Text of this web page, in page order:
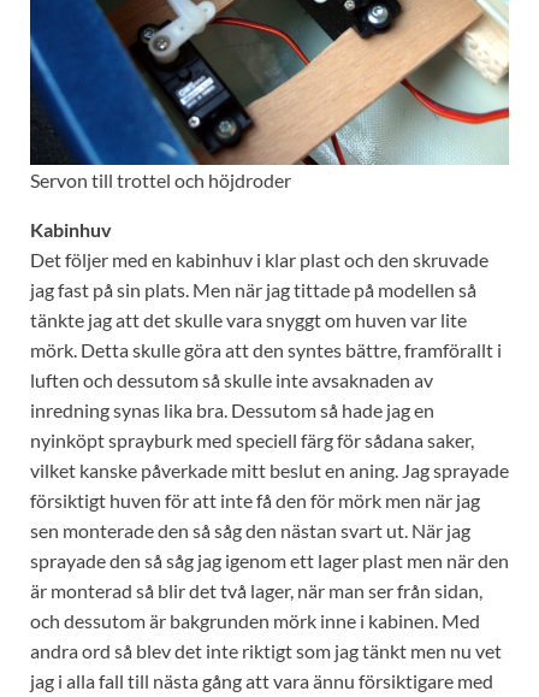
Servon till trottel och höjdroder
Kabinhuv
Det följer med en kabinhuv i klar plast och den skruvade
jag fast på sin plats. Men när jag tittade på modellen så
tänkte jag att det skulle vara snyggt om huven var lite
mörk. Detta skulle göra att den syntes bättre, framförallt i
luften och dessutom så skulle inte avsaknaden av
inredning synas lika bra. Dessutom så hade jag en
nyinköpt sprayburk med speciell färg för sådana saker,
vilket kanske påverkade mitt beslut en aning. Jag sprayade
försiktigt huven för att inte få den för mörk men när jag
sen monterade den så såg den nästan svart ut. När jag
sprayade den så såg jag igenom ett lager plast men när den
är monterad så blir det två lager, när man ser från sidan,
och dessutom är bakgrunden mörk inne i kabinen. Med
andra ord så blev det inte riktigt som jag tänkt men nu vet
jag i alla fall till nästa gång att vara ännu försiktigare med